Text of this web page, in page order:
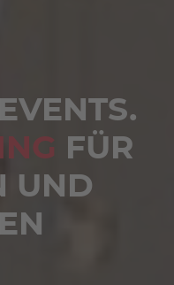
FÜR
UND